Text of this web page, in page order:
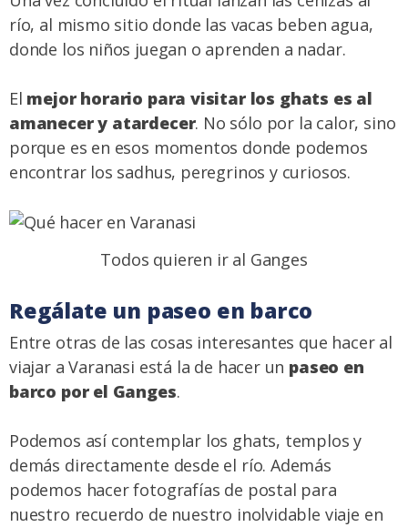
río, al mismo sitio donde las vacas beben agua,
donde los niños juegan o aprenden a nadar.
El mejor horario para visitar los ghats es al
amanecer y atardecer. No sólo por la calor, sino
porque es en esos momentos donde podemos
encontrar los sadhus, peregrinos y curiosos.
Todos quieren ir al Ganges
Regálate un paseo en barco
Entre otras de las cosas interesantes que hacer al
viajar a Varanasi está la de hacer un paseo en
barco por el Ganges.
Podemos así contemplar los ghats, templos y
demás directamente desde el río. Además
podemos hacer fotografías de postal para
nuestro recuerdo de nuestro inolvidable viaje en